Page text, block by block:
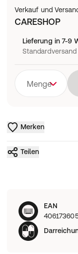
Verkauf und
CARESHOP
Lieferung in 7-9
Standardversand
Menge
Merken
Teilen
EAN